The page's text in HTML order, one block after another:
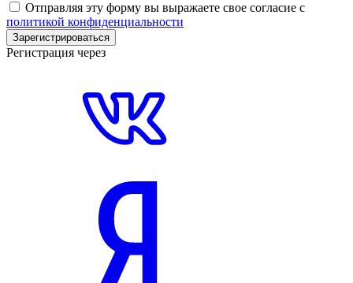
Отправляя эту форму вы выражаете свое согласие с
политикой конфиденциальности
Зарегистрироваться
Регистрация через